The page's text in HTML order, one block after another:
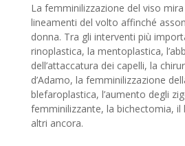
La femminilizzazione del viso
lineamenti del volto affinché
donna. Tra gli interventi più
rinoplastica, la mentoplastica,
dell’attaccatura dei capelli, la
d’Adamo, la femminilizzazione
blefaroplastica, l’aumento degli
femminilizzante, la bichectomia, il
altri ancora.